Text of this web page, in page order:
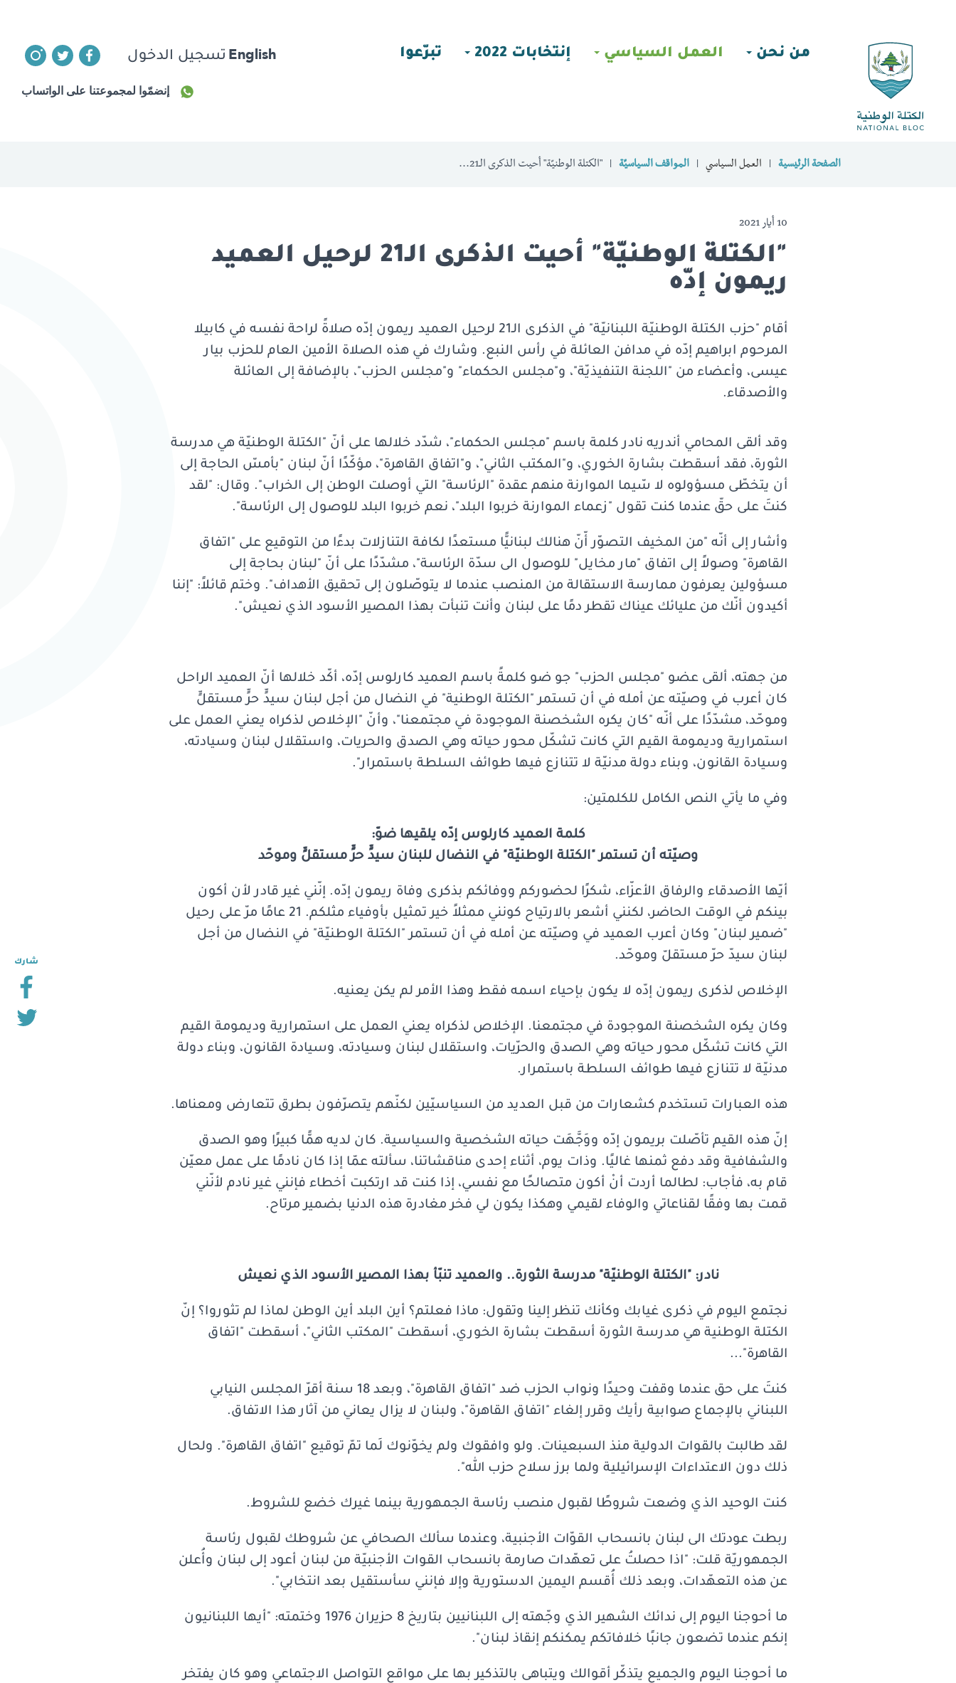
English تسجيل الدخول
إنضمّوا لمجموعتنا على الواتساب
تبرّعوا إنتخابات 2022 العمل السياسي من نحن
شارك
الصفحة الرئيسية العمل السياسي المواقف السياسيّة "الكتلة الوطنيّة" أحيت الذكرى الـ21...
10 أيار 2021
"الكتلة الوطنيّة" أحيت الذكرى الـ21 لرحيل العميد
ريمون إدّه
أقام "حزب الكتلة الوطنيّة اللبنانيّة" في الذكرى الـ21 لرحيل العميد ريمون إدّه صلاةً لراحة نفسه في كابيلا
المرحوم ابراهيم إدّه في مدافن العائلة في رأس النبع. وشارك في هذه الصلاة الأمين العام للحزب بيار
عيسى، وأعضاء من "اللجنة التنفيذيّة"، و"مجلس الحكماء" و"مجلس الحزب"، بالإضافة إلى العائلة
والأصدقاء.
وقد ألقى المحامي أندريه نادر كلمة باسم "مجلس الحكماء"، شدّد خلالها على أنّ "الكتلة الوطنيّة هي مدرسة
الثورة، فقد أسقطت بشارة الخوري، و"المكتب الثاني"، و"اتفاق القاهرة"، مؤكّدًا أنّ لبنان "بأمسّ الحاجة إلى
أن يتخطّى مسؤولوه لا سّيما الموارنة منهم عقدة "الرئاسة" التي أوصلت الوطن إلى الخراب". وقال: "لقد
كنتَ على حقّ عندما كنت تقول "زعماء الموارنة خربوا البلد"، نعم خربوا البلد للوصول إلى الرئاسة".
وأشار إلى أنّه "من المخيف التصوّر أّنّ هنالك لبنانيًّا مستعدًا لكافة التنازلات بدءًا من التوقيع على "اتفاق
القاهرة" وصولاً إلى اتفاق "مار مخايل" للوصول الى سدّة الرئاسة"، مشدّدًا على أنّ "لبنان بحاجة إلى
مسؤولين يعرفون ممارسة الاستقالة من المنصب عندما لا يتوصّلون إلى تحقيق الأهداف". وختم قائلاً: "إننا
أكيدون أنّك من عليائك عيناك تقطر دمًا على لبنان وأنت تنبأت بهذا المصير الأسود الذي نعيش".
من جهته، ألقى عضو "مجلس الحزب" جو ضو كلمةً باسم العميد كارلوس إدّه، أكّد خلالها أنّ العميد الراحل
كان أعرب في وصيّته عن أمله في أن تستمر "الكتلة الوطنية" في النضال من أجل لبنان سيدٍّ حرٍّ مستقلٍّ
وموحّد، مشدّدًا على أنّه "كان يكره الشخصنة الموجودة في مجتمعنا"، وأنّ "الإخلاص لذكراه يعني العمل على
استمرارية وديمومة القيم التي كانت تشكّل محور حياته وهي الصدق والحريات، واستقلال لبنان وسيادته،
وسيادة القانون، وبناء دولة مدنيّة لا تتنازع فيها طوائف السلطة باستمرار".
وفي ما يأتي النص الكامل للكلمتين:
كلمة العميد كارلوس إدّه يلقيها ضوّ:
وصيّته أن تستمر "الكتلة الوطنيّة" في النضال للبنان سيدٍّ حرٍّ مستقلٍّ وموحّد
أيّها الأصدقاء والرفاق الأعزّاء، شكرًا لحضوركم ووفائكم بذكرى وفاة ريمون إدّه. إنّني غير قادر لأن أكون
بينكم في الوقت الحاضر، لكنني أشعر بالارتياح كونني ممثلاً خير تمثيل بأوفياء مثلكم. 21 عامًا مرّ على رحيل
"ضمير لبنان" وكان أعرب العميد في وصيّته عن أمله في أن تستمر "الكتلة الوطنيّة" في النضال من أجل
لبنان سيدّ حرّ مستقلّ وموحّد.
الإخلاص لذكرى ريمون إدّه لا يكون بإحياء اسمه فقط وهذا الأمر لم يكن يعنيه.
وكان يكره الشخصنة الموجودة في مجتمعنا. الإخلاص لذكراه يعني العمل على استمرارية وديمومة القيم
التي كانت تشكّل محور حياته وهي الصدق والحرّيات، واستقلال لبنان وسيادته، وسيادة القانون، وبناء دولة
مدنيّة لا تتنازع فيها طوائف السلطة باستمرار.
هذه العبارات تستخدم كشعارات من قبل العديد من السياسيّين لكنّهم يتصرّفون بطرق تتعارض ومعناها.
إنّ هذه القيم تأصّلت بريمون إدّه ووَجَّهَت حياته الشخصية والسياسية. كان لديه همًّا كبيرًا وهو الصدق
والشفافية وقد دفع ثمنها غاليًا. وذات يوم، أثناء إحدى مناقشاتنا، سألته عمّا إذا كان نادمًا على عمل معيّن
قام به، فأجاب: لطالما أردت أنْ أكون متصالحًا مع نفسي، إذا كنت قد ارتكبت أخطاء فإنني غير نادم لأنّني
قمت بها وفقًا لقناعاتي والوفاء لقيمي وهكذا يكون لي فخر مغادرة هذه الدنيا بضمير مرتاح.
نادر: "الكتلة الوطنيّة" مدرسة الثورة.. والعميد تنبّأ بهذا المصير الأسود الذي نعيش
نجتمع اليوم في ذكرى غيابك وكأنك تنظر إلينا وتقول: ماذا فعلتم؟ أين البلد أين الوطن لماذا لم تثوروا؟ إنّ
الكتلة الوطنية هي مدرسة الثورة أسقطت بشارة الخوري، أسقطت "المكتب الثاني"، أسقطت "اتفاق
القاهرة"...
كنتَ على حق عندما وقفت وحيدًا ونواب الحزب ضد "اتفاق القاهرة"، وبعد 18 سنة أقرّ المجلس النيابي
اللبناني بالإجماع صوابية رأيك وقرر إلغاء "اتفاق القاهرة"، ولبنان لا يزال يعاني من آثار هذا الاتفاق.
لقد طالبت بالقوات الدولية منذ السبعينات. ولو وافقوك ولم يخوّنوك لَما تمّ توقيع "اتفاق القاهرة". ولحال
ذلك دون الاعتداءات الإسرائيلية ولما برز سلاح حزب الله".
كنت الوحيد الذي وضعت شروطًا لقبول منصب رئاسة الجمهورية بينما غيرك خضع للشروط.
ربطت عودتك الى لبنان بانسحاب القوّات الأجنبية، وعندما سألك الصحافي عن شروطك لقبول رئاسة
الجمهوريّة قلت: "اذا حصلتُ على تعهّدات صارمة بانسحاب القوات الأجنبيّة من لبنان أعود إلى لبنان وأُعلن
عن هذه التعهّدات، وبعد ذلك أُقسم اليمين الدستورية وإلا فإنني سأستقيل بعد انتخابي".
ما أحوجنا اليوم إلى ندائك الشهير الذي وجّهته إلى اللبنانيين بتاريخ 8 حزيران 1976 وختمته: "أيها اللبنانيون
إنكم عندما تضعون جانبًا خلافاتكم يمكنكم إنقاذ لبنان".
ما أحوجنا اليوم والجميع يتذكّر أقوالك ويتباهى بالتذكير بها على مواقع التواصل الاجتماعي وهو كان يفتخر